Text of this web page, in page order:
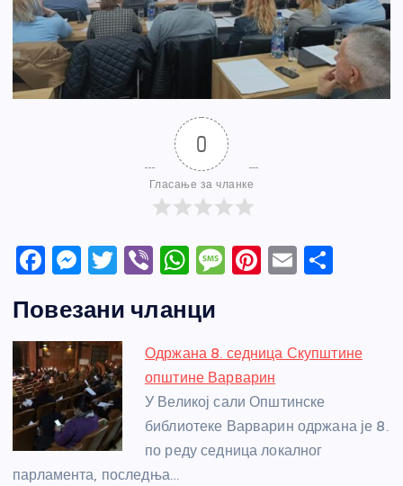
0
Гласање за чланке
F
c
e
b
o
o
k
M
ss
e
n
g
er
T
itt
er
Vi
er
W
at
s
A
p
p
M
a
g
e
Pi
e
st
E
e
Повезани чланци
Одржана 8. седница Скупштине
општине Варварин
У Великој сали Општинске
библиотеке Варварин одржана је 8.
по реду седница локалног
парламента, последња…